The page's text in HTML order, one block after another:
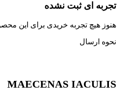
تجربه ای ثبت نشده
هنوز هیچ تجربه خریدی برای این
نحوه ارسال
MAECENAS IACULIS